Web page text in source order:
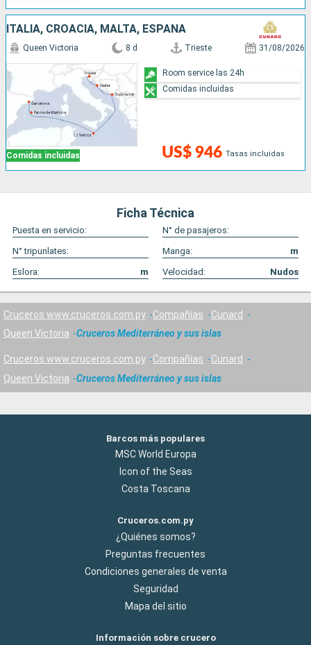
ITALIA, CROACIA, MALTA, ESPAÑA
Comidas incluidas
Queen Victoria 8 d Trieste 31/08/2026
US$ 946 Tasas incluidas
Room service las 24h
Comidas incluidas
Ficha Técnica
Puesta en servicio:
N° de pasajeros:
N° tripunlates:
Manga:
m
Eslora:
m Velocidad: Nudos
Cruceros www.cruceros.com.py Compañías
Cunard
Queen Victoria
Cruceros Mediterráneo y sus islas
Cruceros www.cruceros.com.py Compañías
Cunard
Queen Victoria
Cruceros Mediterráneo y sus islas
Barcos más populares
MSC World Europa
Icon of the Seas
Costa Toscana
Cruceros.com.py
¿Quiénes somos?
Preguntas frecuentes
Condiciones generales de venta
Seguridad
Mapa del sitio
Información sobre crucero